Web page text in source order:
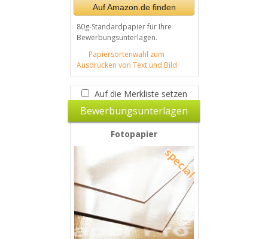
Auf Amazon.de finden
80g-Standardpapier für Ihre
Bewerbungsunterlagen.
Papiersortenwahl zum
Ausdrucken von Text und Bild
Auf die Merkliste setzen
Bewerbungsunterlagen
Fotopapier